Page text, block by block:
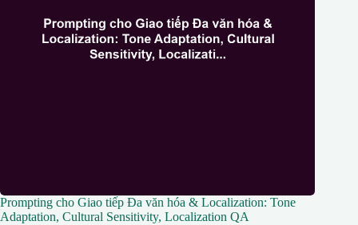
Prompting cho Giao tiếp Đa văn hóa & Localization: Tone
Adaptation, Cultural Sensitivity, Localization QA